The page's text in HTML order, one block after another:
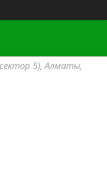
5), Алматы,